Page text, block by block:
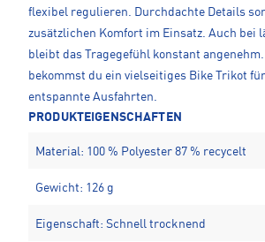
flexibel regulieren. Durchdachte Details
zusätzlichen Komfort im Einsatz. Auch bei
bleibt das Tragegefühl konstant
bekommst du ein vielseitiges Bike Trikot
entspannte Ausfahrten.
PRODUKTEIGENSCHAFTEN
Material: 100 % Polyester 87 % recycelt
Gewicht: 126 g
Eigenschaft: Schnell trocknend